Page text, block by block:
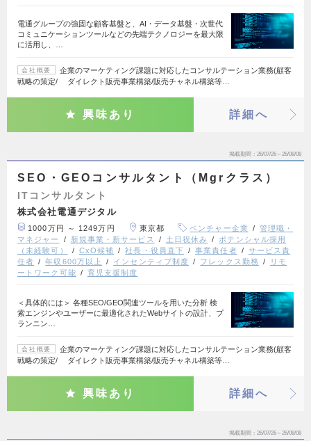
電通グループの強固な顧客基盤と、AI・データ基盤・次世代
コミュニケーションツールなどの先端テクノロジーを最大限
に活用し、…
会社概要
企業のマーケティング課題に対応したコンサルテーション業務(顧客
戦略の策定/ ダイレクト販売事業構築/販売チャネル構築等…
興味あり 詳細へ
掲載期間 26/07/26～26/08/08
SEO・GEOコンサルタント（Mgrクラス）
ITコンサルタント
株式会社電通デジタル
1000万円 ～ 1249万円 東京都 ベンチャー企業
管理職・
マネジャー
新規事業・新サービス 土日祝休み
ポテンシャル採用
（未経験可）
CxO候補 社長・役員直下 事業責任者
サービス責
任者
年収600万以上 インセンティブ制度 フレックス勤務
リモ
ートワーク可能
育児支援制度
＜具体的には＞ 各種SEO/GEO関連ツールを用いた分析 検
索エンジンやユーザーに最適化されたWebサイトの設計、プ
ランニン…
会社概要
企業のマーケティング課題に対応したコンサルテーション業務(顧客
戦略の策定/ ダイレクト販売事業構築/販売チャネル構築等…
興味あり 詳細へ
掲載期間 26/07/26～26/08/08